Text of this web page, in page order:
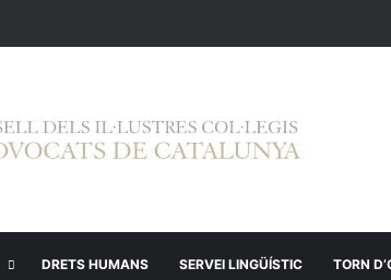
DRETS HUMANS SERVEI LINGÜÍSTIC TORN